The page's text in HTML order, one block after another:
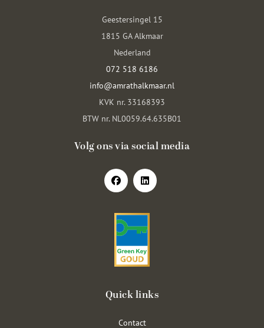
Geestersingel 15
1815 GA Alkmaar
Nederland
072 518 6186
info@amrathalkmaar.nl
KVK nr. 33168393
BTW nr. NL0059.64.635B01
Volg ons via social media
Quick links
Contact